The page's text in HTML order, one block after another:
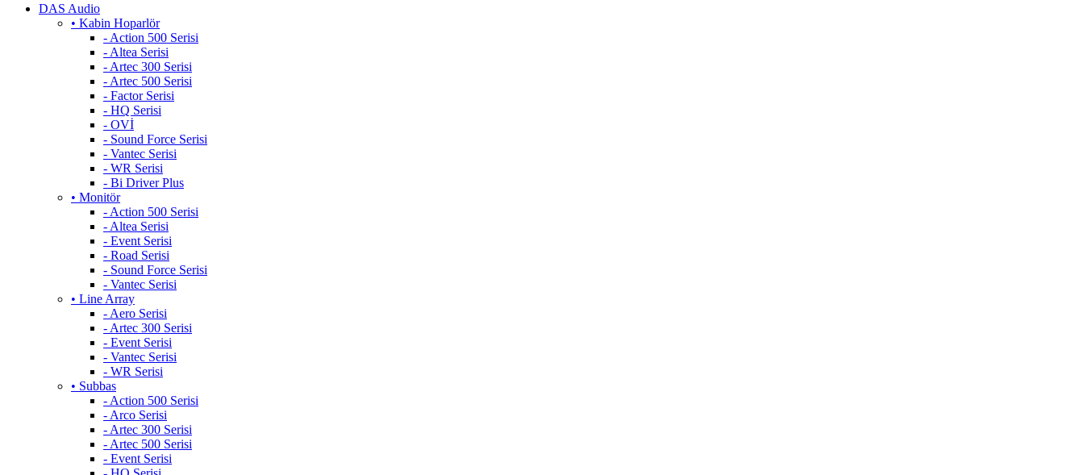
DAS Audio
• Kabin Hoparlör
- Action 500 Serisi
- Altea Serisi
- Artec 300 Serisi
- Artec 500 Serisi
- Factor Serisi
- HQ Serisi
- OVİ
- Sound Force Serisi
- Vantec Serisi
- WR Serisi
- Bi Driver Plus
• Monitör
- Action 500 Serisi
- Altea Serisi
- Event Serisi
- Road Serisi
- Sound Force Serisi
- Vantec Serisi
• Line Array
- Aero Serisi
- Artec 300 Serisi
- Event Serisi
- Vantec Serisi
- WR Serisi
• Subbas
- Action 500 Serisi
- Arco Serisi
- Artec 300 Serisi
- Artec 500 Serisi
- Event Serisi